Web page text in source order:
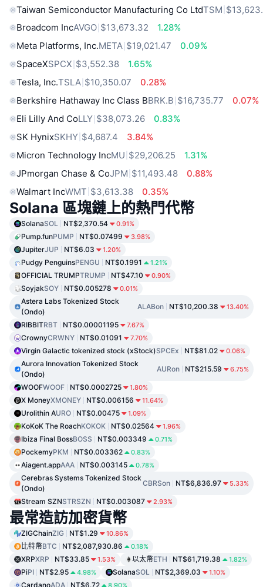
Taiwan Semiconductor Manufacturing Co LtdTSM
Broadcom IncAVGO $13,673.32
1.28%
Meta Platforms, Inc.META $19,021.47
0.09%
SpaceXSPCX $3,552.38
1.65%
Tesla, Inc.TSLA $10,350.07
0.28%
Berkshire Hathaway Inc Class BBRK.B $16,735.77
0.07%
Eli Lilly And CoLLY $38,073.26
0.83%
SK HynixSKHY $4,687.4
3.84%
Micron Technology IncMU $29,206.25
1.31%
JPmorgan Chase & CoJPM $11,493.48
0.88%
Walmart IncWMT $3,613.38 0.35%
Solana 區塊鏈上的熱門代幣
SolanaSOL NT$2,370.54 0.91%
Pump.funPUMP NT$0.07499 3.98%
JupiterJUP NT$6.03 1.20%
Pudgy PenguinsPENGU NT$0.1991 1.21%
OFFICIAL TRUMPTRUMP NT$47.10 0.90%
SoyjakSOY NT$0.005278 0.01%
Astera Labs Tokenized Stock
(Ondo)
ALABon NT$10,200.38 13.40%
RIBBITRBT NT$0.00001195 7.67%
CrownyCRWNY NT$0.01091 7.70%
Virgin Galactic tokenized stock (xStock)SPCEx NT$81.02 0.06%
Aurora Innovation Tokenized Stock
(Ondo)
AURon NT$215.59 6.75%
WOOFWOOF NT$0.0002725 1.80%
X MoneyXMONEY NT$0.006156 11.64%
Urolithin AURO NT$0.00475 1.09%
KoKoK The RoachKOKOK NT$0.02564 1.96%
Ibiza Final BossBOSS NT$0.003349 0.71%
PockemyPKM NT$0.003362 0.83%
Aiagent.appAAA NT$0.003145 0.78%
Cerebras Systems Tokenized Stock
(Ondo)
CBRSon NT$6,836.97 5.33%
Stream SZNSTRSZN NT$0.003087 2.93%
最常造訪加密貨幣
ZIGChainZIG NT$1.29 10.86%
比特幣BTC NT$2,087,930.86 0.18%
XRPXRP NT$33.85 1.53% 以太幣ETH NT$61,719.38 1.82%
PiPI NT$2.95 4.98% SolanaSOL NT$2,369.03 1.10%
CardanoADA NT$6.72 8.90%